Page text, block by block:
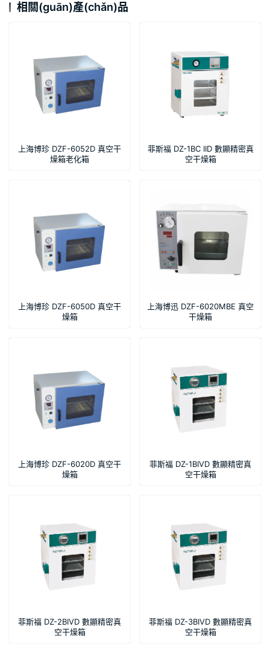
相關(guān)產(chǎn)品
上海博珍 DZF-6052D 真空干
燥箱老化箱
菲斯福 DZ-1BC IID 數顯精密真
空干燥箱
上海博珍 DZF-6050D 真空干
燥箱
上海博迅 DZF-6020MBE 真空
干燥箱
上海博珍 DZF-6020D 真空干
燥箱
菲斯福 DZ-1BIVD 數顯精密真
空干燥箱
菲斯福 DZ-2BIVD 數顯精密真
空干燥箱
菲斯福 DZ-3BIVD 數顯精密真
空干燥箱